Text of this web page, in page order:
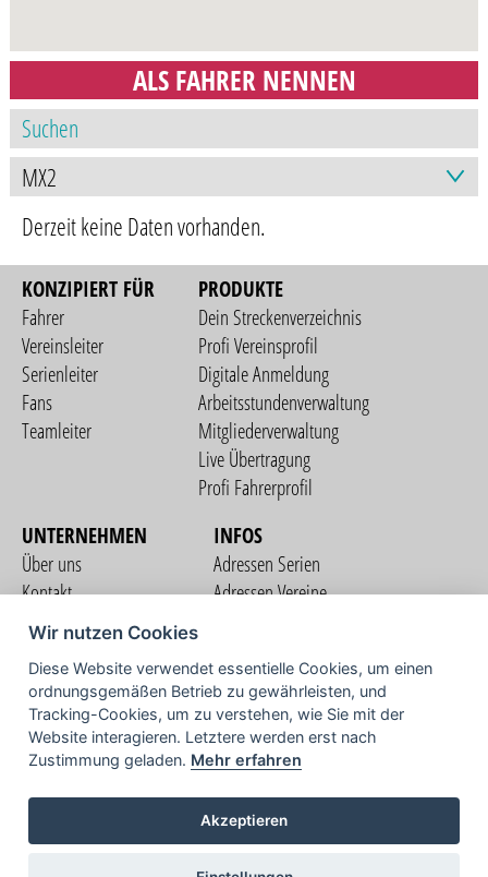
ALS FAHRER NENNEN
Derzeit keine Daten vorhanden.
KONZIPIERT FÜR
Fahrer
Vereinsleiter
Serienleiter
Fans
Teamleiter
PRODUKTE
Dein Streckenverzeichnis
Profi Vereinsprofil
Digitale Anmeldung
Arbeitsstundenverwaltung
Mitgliederverwaltung
Live Übertragung
Profi Fahrerprofil
UNTERNEHMEN
Über uns
Kontakt
Nutzungsbedingungen
Datenschutzerklärung
Impressum
INFOS
Adressen Serien
Adressen Vereine
COMMUNITY
TV
Wir nutzen Cookies
Diese Website verwendet essentielle Cookies, um einen
ordnungsgemäßen Betrieb zu gewährleisten, und
Tracking-Cookies, um zu verstehen, wie Sie mit der
Website interagieren. Letztere werden erst nach
Zustimmung geladen. Mehr erfahren
Akzeptieren